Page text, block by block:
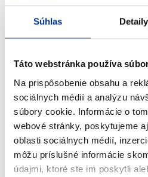
Súhlas Detaily
Táto webstránka používa
Na prispôsobenie obsahu a
sociálnych médií a analýzu
súbory cookie. Informácie o
webové stránky, poskytujeme
oblasti sociálnych médií,
môžu príslušné informácie
údajmi, ktoré ste im poskytli